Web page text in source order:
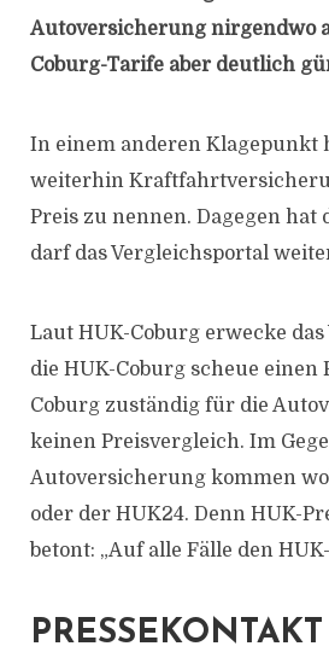
Autoversicherung nirgendwo
Coburg-Tarife aber deutlich
In einem anderen Klagepunkt
weiterhin
Preis zu nennen. Dagegen
darf das Vergleichsportal
Laut HUK-Coburg erwecke
die HUK-Coburg scheue
Coburg zuständig für die
keinen Preisvergleich. Im
Autoversicherung kommen
oder der HUK24. Denn HUK-
betont: „Auf alle Fälle den
PRESSEKONTAKT